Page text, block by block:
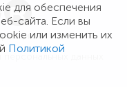
для обеспечения
сайта. Если вы
или изменить их
Политикой
данных